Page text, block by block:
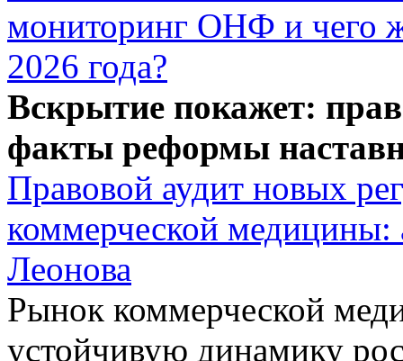
мониторинг ОНФ и чего
2026 года?
Вскрытие покажет:
факты реформы
Правовой аудит новых
коммерческой медицины:
Леонова
Рынок коммерческой
устойчивую динамику